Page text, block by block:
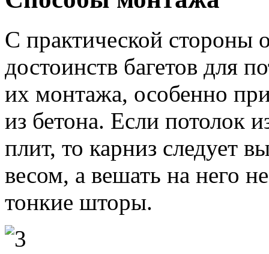
С практической стороны
достоинств багетов для
их монтажа, особенно
из бетона. Если потолок
плит, то карниз следует
весом, а вешать на него
тонкие шторы.